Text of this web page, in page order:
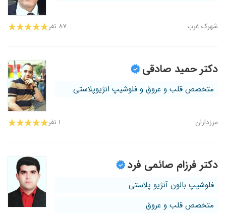
شهرک غرب ۸۷ نفر
دکتر حمید صادقی
متخصص قلب و عروق و فلوشیپ انژیوپلاستی
مرزداران ۱ نفر
دکتر فرزام صائمی فرد
فلوشیپ بالون آنژیو پلاستی
متخصص قلب و عروق